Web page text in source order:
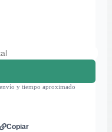
y tiempo aproximado
Copiar